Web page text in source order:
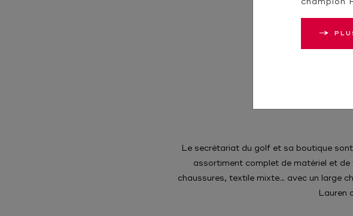
Le secrétariat du golf et sa boutique
assortiment complet de matériel et
chaussures, textile mixte… avec un large
Lauren